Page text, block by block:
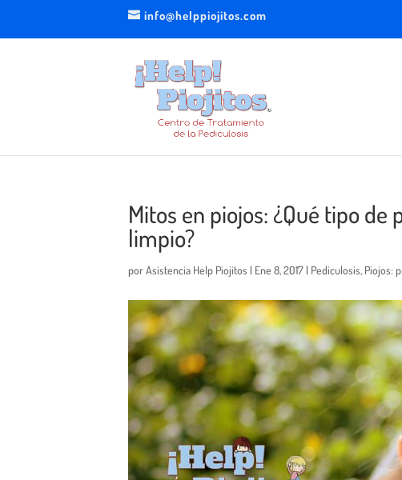
info@helppiojitos.com
Mitos en piojos: ¿Qué tipo de
limpio?
porAsistencia Help Piojitos | Ene 8, 2017 | Pediculosis, Piojos: